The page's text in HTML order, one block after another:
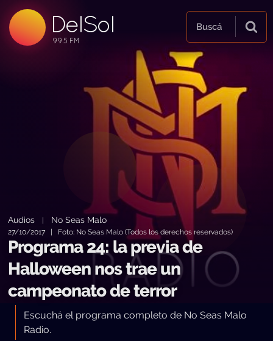
DelSol
99.5 FM
99.5 FM
99.5 FM
Buscá
Audios No Seas Malo
27/10/2017 | Foto: No Seas Malo (Todos los derechos reservados)
Programa 24: la previa de
Halloween nos trae un
campeonato de terror
Escuchá el programa completo de No Seas Malo
Radio.